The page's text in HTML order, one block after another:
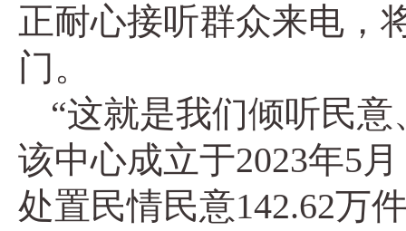
正耐心接听群众来电，
门。
“这就是我们倾听民
该中心成立于2023年5
处置民情民意142.62万